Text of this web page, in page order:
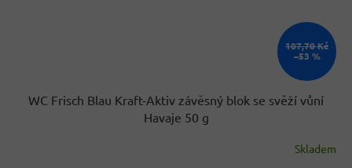
107,70 Kč
–53 %
WC Frisch Blau Kraft-Aktiv závěsný blok se svěží vůní
Havaje 50 g
Skladem